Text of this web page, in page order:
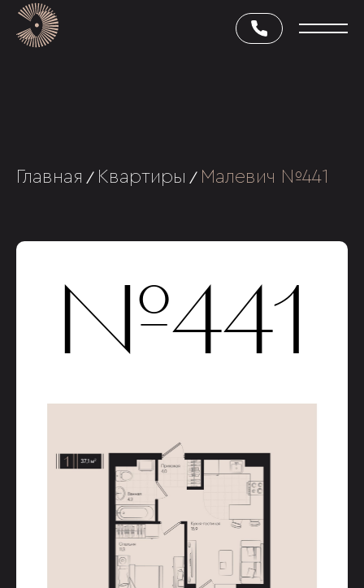
Главная / Квартиры / Малевич №441
№441